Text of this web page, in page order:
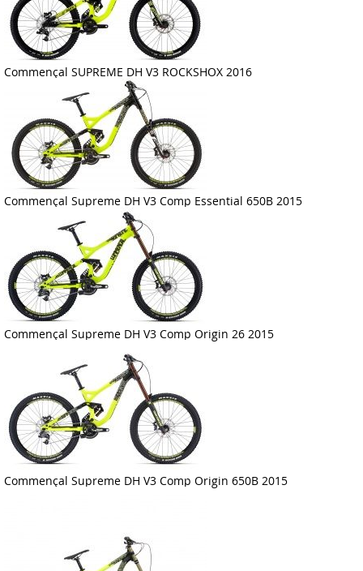
Commençal SUPREME DH V3 ROCKSHOX 2016
Commençal Supreme DH V3 Comp Essential 650B 2015
Commençal Supreme DH V3 Comp Origin 26 2015
Commençal Supreme DH V3 Comp Origin 650B 2015